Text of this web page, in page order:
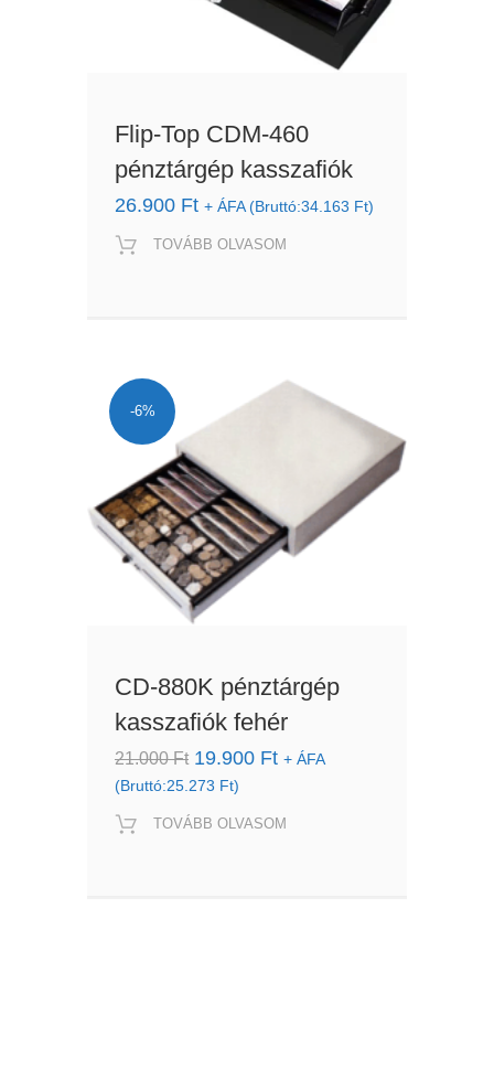
Flip-Top CDM-460
pénztárgép kasszafiók
26.900 Ft + ÁFA (Bruttó:34.163 Ft)
TOVÁBB OLVASOM
-6%
CD-880K pénztárgép
kasszafiók fehér
21.000Ft Original
price
21.000 Ft.
19.900 FtCurrent
19.900 Ft.
+ ÁFA
(Bruttó:25.273 Ft)
TOVÁBB OLVASOM